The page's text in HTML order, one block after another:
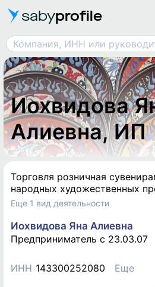
sabyprofile
Компания, ИНН или
Иохвидова Яна
Иохвидова
Алиевна, ИП
Торговля розничная
народных художественных
Еще 1 вид деятельности
Иохвидова Яна Алиевна
Предприниматель c 23.03.07
ИНН 143300252080 Еще